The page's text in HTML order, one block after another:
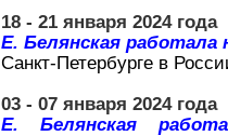
18 - 21 января 2024 года
Е. Белянская
Санкт-Петербурге в
03 - 07 января 2024 года
Е. Белянская